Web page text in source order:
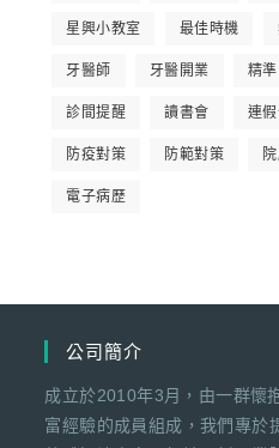
星興小教室 最佳時機
牙醫師 牙醫開業 精
診間提醒 讀書會 連
防疫對策 防範對策
電子病歷
公司簡介
成立於2010年3月，由一群懷
富經驗的成員組成，我們專於